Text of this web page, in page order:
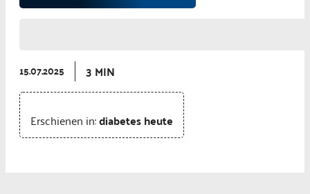
15.07.2025 3 MIN
Erschienen in:diabetes heute